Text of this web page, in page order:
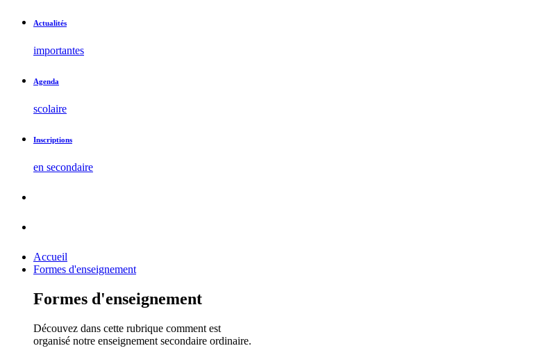
Actualités
importantes
Agenda
scolaire
Inscriptions
en secondaire
Accueil
Formes d'enseignement
Formes d'enseignement
Découvez dans cette rubrique comment est
organisé notre enseignement secondaire ordinaire.